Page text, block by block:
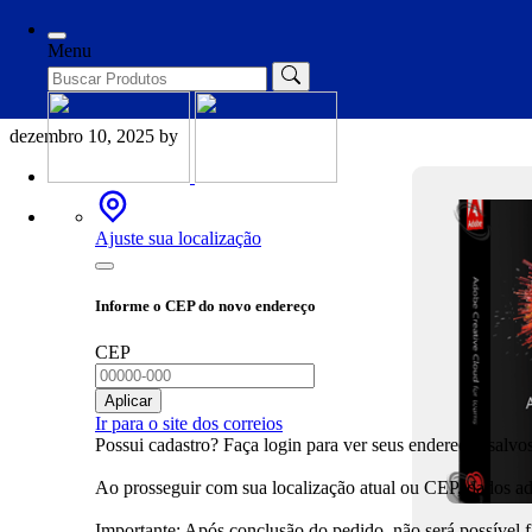
Menu
Ajuste sua localização
Informe o CEP do novo endereço
CEP
Aplicar
Ir para o site dos correios
Possui cadastro? Faça login para ver seus endereços salvos.
Ao prosseguir com sua localização atual ou CEP, dados
Adobe Creative Cloud 2025
dezembro 10, 2025 by